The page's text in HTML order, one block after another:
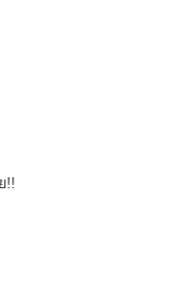
!!